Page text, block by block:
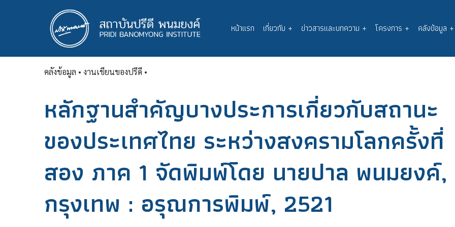
Main
navigation
หน้าแรก เกี่ยวกับ + ข่าวสารและบทความ + โครงการ + คลังข้อมูล +
คลังข้อมูล • งานเขียนของปรีดี •
หลักฐานสำคัญบางประการเกี่ยวกับสถานะ
ของประเทศไทย ระหว่างสงครามโลกครั้งที่
สอง ภาค 1 จัดพิมพ์โดย นายปาล พนมยงค์,
กรุงเทพ : อรุณการพิมพ์, 2521